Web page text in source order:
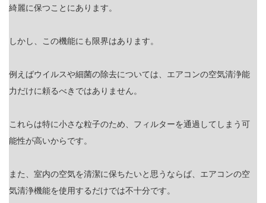
綺麗に保つことにあります。
しかし、この機能にも限界はあります。
例えばウイルスや細菌の除去については、エアコンの空気清浄能
力だけに頼るべきではありません。
これらは特に小さな粒子のため、フィルターを通過してしまう可
能性が高いからです。
また、室内の空気を清潔に保ちたいと思うならば、エアコンの空
気清浄機能を使用するだけでは不十分です。